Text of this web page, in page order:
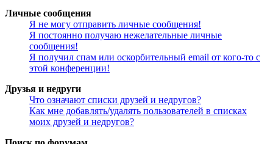
Личные сообщения
Я не могу отправить личные сообщения!
Я постоянно получаю нежелательные личные
сообщения!
Я получил спам или оскорбительный email от кого-то с
этой конференции!
Друзья и недруги
Что означают списки друзей и недругов?
Как мне добавлять/удалять пользователей в списках
моих друзей и недругов?